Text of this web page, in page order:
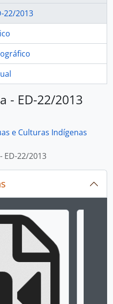
22/2013
- ED-22/2013
e Culturas Indígenas
ED-22/2013
deste carrossel, o título